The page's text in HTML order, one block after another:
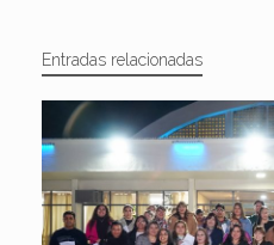
Entradas relacionadas